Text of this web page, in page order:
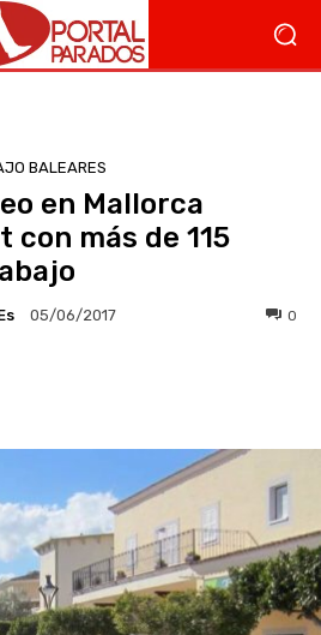
BALEARES
en Mallorca
con más de 115
05/06/2017 0